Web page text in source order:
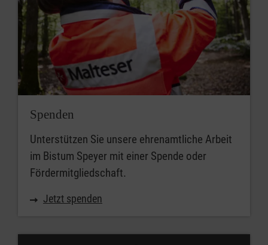
Spenden
Unterstützen Sie unsere ehrenamtliche Arbeit
im Bistum Speyer mit einer Spende oder
Fördermitgliedschaft.
Jetzt spenden